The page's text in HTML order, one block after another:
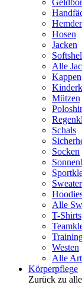
Hosen
Jacken
Alle
Kappen
Mützen
Schals
Socken
Alle
T-Shirts
Westen
Alle
Körperpflege
Zurück zu